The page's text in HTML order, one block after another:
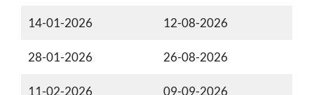
14-01-2026 12-08-2026
28-01-2026 26-08-2026
11-02-2026 09-09-2026